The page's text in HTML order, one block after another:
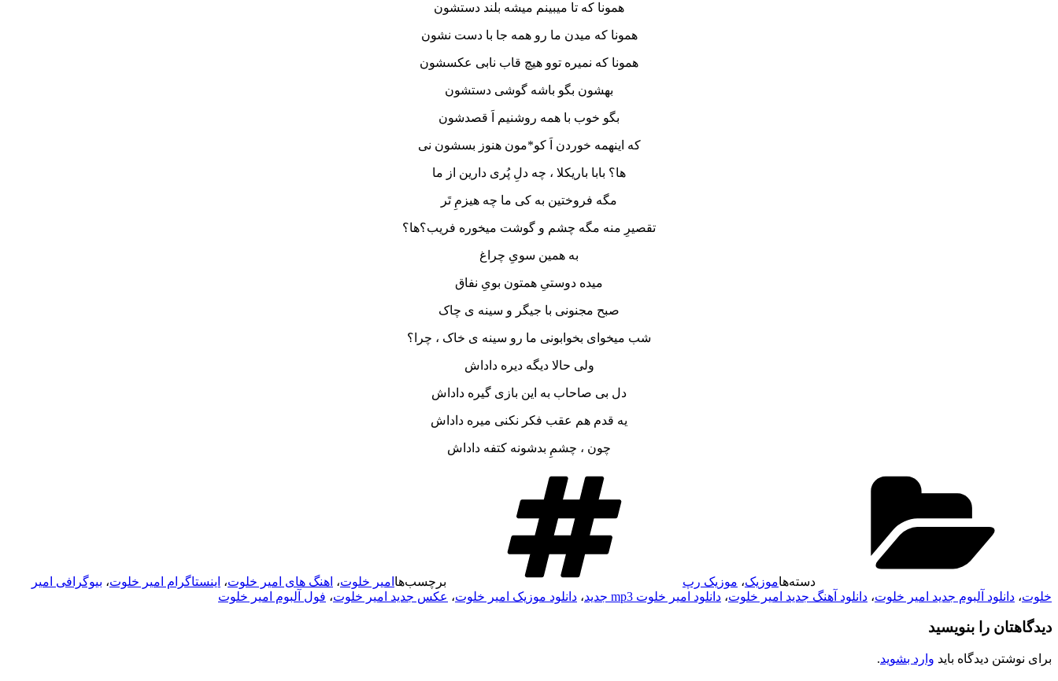
همونا که تا میبینم میشه بلند دستشون
همونا که میدن ما رو همه جا با دست نشون
همونا که نمیره توو هیچ قاب نابی عکسشون
بهشون بگو باشه گوشی دستشون
بگو خوب با همه روشنیم اَ قصدشون
که اینهمه خوردن اَ کو*مون هنوز بسشون نی
ها؟ بابا باریکلا ، چه دلِ پُری دارین از ما
مگه فروختین به کی ما چه هیزمِ تَر
تقصیرِ منه مگه چشم و گوشت میخوره فریب؟ها؟
به همین سویِ چراغ
میده دوستیِ همتون بویِ نفاق
صبح مجنونی با جیگر و سینه ی چاک
شب میخوای بخوابونی ما رو سینه ی خاک ، چرا؟
ولی حالا دیگه دیره داداش
دل بی صاحاب به این بازی گیره داداش
یه قدم هم عقب فکر نکنی میره داداش
چون ، چشمِ بدشونه کتفه داداش
دسته‌هاموزیک، موزیک رپ برچسب‌ها امیر خلوت، اهنگ های امیر خلوت، اینستاگرام امیر خلوت، بیوگرافی امیر
خلوت، دانلود آلبوم جدید امیر خلوت، دانلود آهنگ جدید امیر خلوت، دانلود امیر خلوت mp3 جدید ، دانلود موزیک امیر خلوت، عکس جدید امیر خلوت، فول آلبوم امیر خلوت
دیدگاهتان را بنویسید
برای نوشتن دیدگاه باید وارد بشوید.